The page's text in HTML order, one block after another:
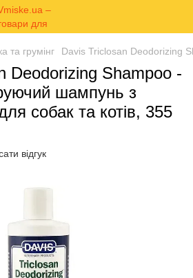
та грумінг Davis Triclosan Deodorizing
Deodorizing Shampoo -
шампунь з
собак та котів, 355
відгук